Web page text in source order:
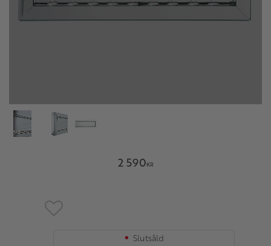
2 590KR
Lägg till i favoriter
Slutsåld